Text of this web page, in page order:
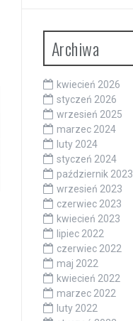
Archiwa
kwiecień 2026
styczeń 2026
wrzesień 2025
marzec 2024
luty 2024
styczeń 2024
październik 2023
wrzesień 2023
czerwiec 2023
kwiecień 2023
lipiec 2022
czerwiec 2022
maj 2022
kwiecień 2022
marzec 2022
luty 2022